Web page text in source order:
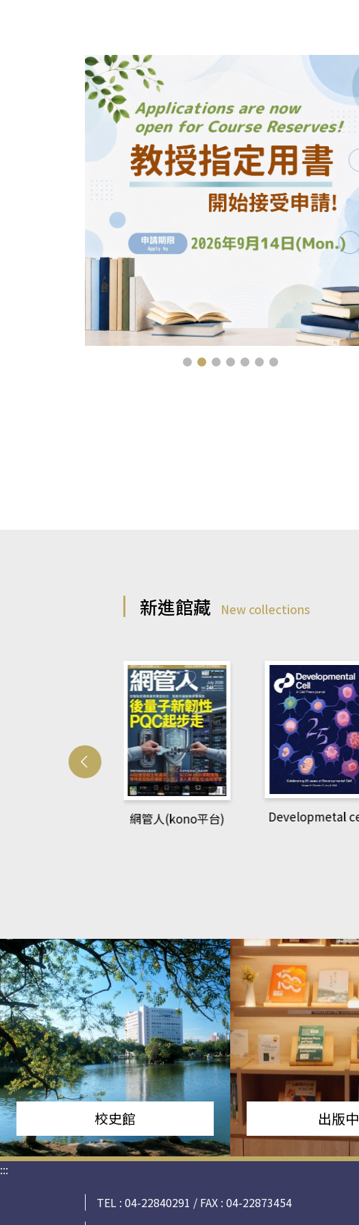
新進館藏 New collections
網管人(kono平台) Developmetal
校史館 出版
:::
TEL : 04-22840291 / FAX : 04-22873454